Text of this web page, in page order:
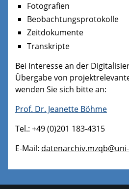
Fotografien
Beobachtungsprotokolle
Zeitdokumente
Transkripte
Bei Interesse an der
Übergabe von
wenden Sie sich bitte an:
Prof. Dr. Jeanette Böhme
Tel.: +49 (0)201 183-4315
E-Mail: